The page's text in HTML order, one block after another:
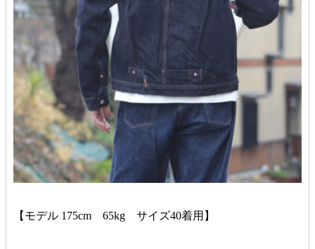
【モデル 175cm 65kg サイズ40着用】